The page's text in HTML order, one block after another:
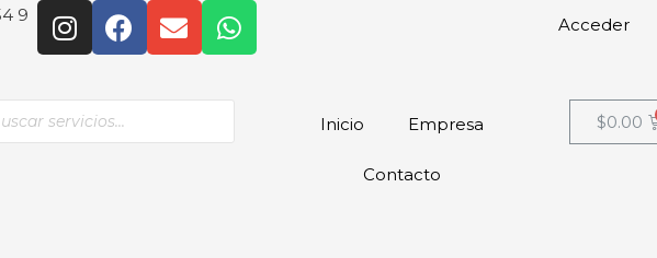
9 Acceder
Inicio Empresa
Contacto
$0.00